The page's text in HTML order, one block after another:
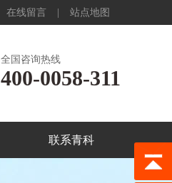
在线留言 站点地图
全国咨询热线
400-0058-311
联系青科